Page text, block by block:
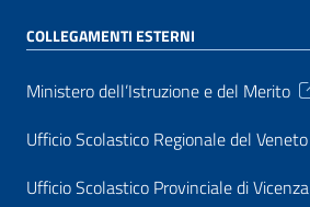
COLLEGAMENTI ESTERNI
Ministero dell’Istruzione e del Merito
Ufficio Scolastico Regionale del Veneto
Ufficio Scolastico Provinciale di Vicenza